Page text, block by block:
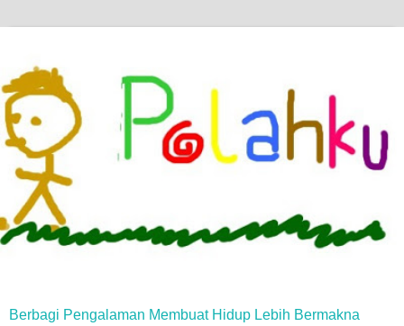
Berbagi Pengalaman Membuat Hidup Lebih Bermakna